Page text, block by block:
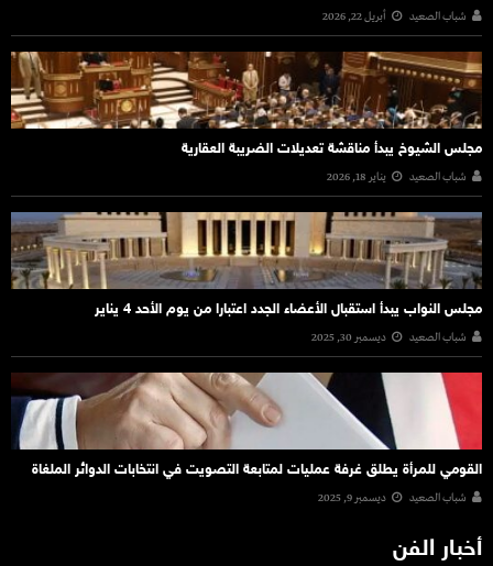
شباب الصعيد أبريل 22, 2026
مجلس الشيوخ يبدأ مناقشة تعديلات الضريبة العقارية
شباب الصعيد يناير 18, 2026
مجلس النواب يبدأ استقبال الأعضاء الجدد اعتبارا من يوم الأحد 4 يناير
شباب الصعيد ديسمبر 30, 2025
القومي للمرأة يطلق غرفة عمليات لمتابعة التصويت في انتخابات الدوائر الملغاة
شباب الصعيد ديسمبر 9, 2025
أخبار الفن